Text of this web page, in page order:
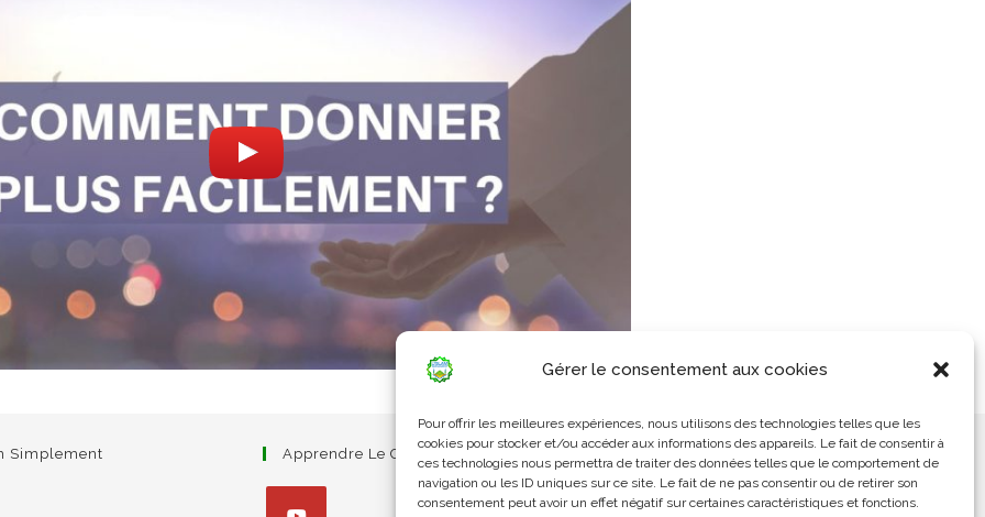
Gérer le consentement aux cookies
Pour offrir les meilleures expériences, nous utilisons des technologies telles que les
cookies pour stocker et/ou accéder aux informations des appareils. Le fait de consentir à
ces technologies nous permettra de traiter des données telles que le comportement de
navigation ou les ID uniques sur ce site. Le fait de ne pas consentir ou de retirer son
consentement peut avoir un effet négatif sur certaines caractéristiques et fonctions.
Simplement Apprendre Le Coran Simplement